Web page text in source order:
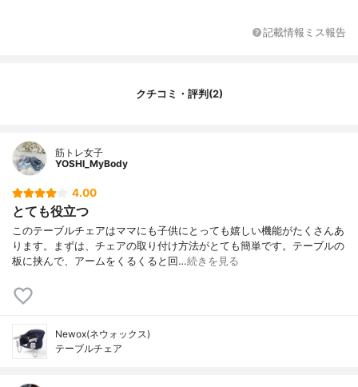
折りたたみ機能あり、持ち運びバッグ
記載情報ミス報告
クチコミ・評判(2)
筋トレ女子
YOSHI_MyBody
4.00
とても役立つ
このテーブルチェアはママにも子供にとっても嬉しい機能がたくさんあ
ります。まずは、チェアの取り付け方法がとても簡単です。テーブルの
板に挟んで、アームをくるくると回…続きを見る
Newox(ネウォックス)
テーブルチェア